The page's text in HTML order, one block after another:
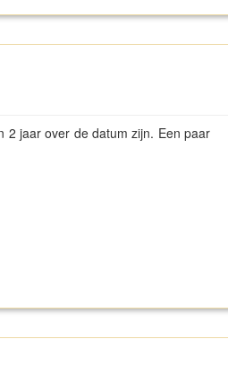
2 jaar over de datum zijn. Een paar